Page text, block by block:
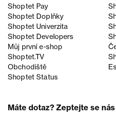
Shoptet Pay
Shoptet Doplňky
Shoptet Univerzita
Shoptet Developers
Můj první e-shop
Shoptet.TV
Obchodiště
Shoptet Status
Máte dotaz? Zeptejte se nás